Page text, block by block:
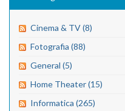
Cinema & TV (8)
Fotografia (88)
General (5)
Home Theater (15)
Informatica (265)